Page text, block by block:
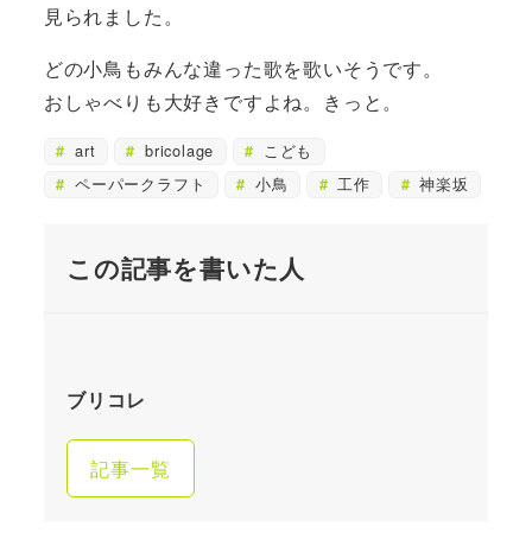
見られました。
どの小鳥もみんな違った歌を歌いそうです。
おしゃべりも大好きですよね。きっと。
art bricolage
こども
ペーパークラフト
小鳥 工作 神楽坂
この記事を書いた人
ブリコレ
記事一覧